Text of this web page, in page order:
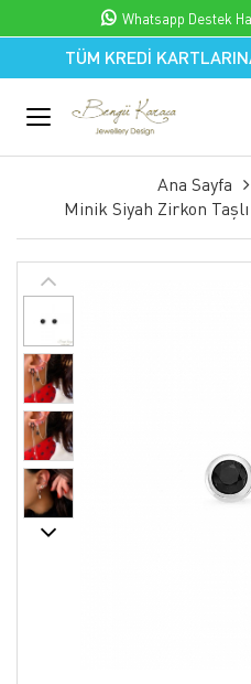
TÜM KREDİ
Whatsapp Destek
Ana Sayfa
Minik Siyah Zirkon